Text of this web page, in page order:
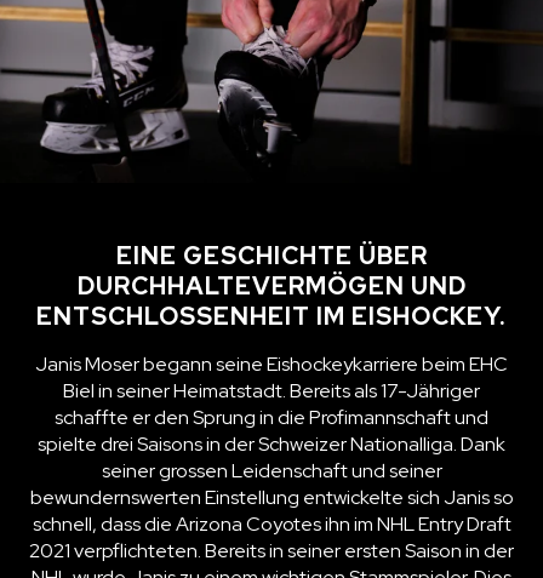
EINE GESCHICHTE ÜBER
DURCHHALTEVERMÖGEN UND
ENTSCHLOSSENHEIT IM EISHOCKEY.
Janis Moser begann seine Eishockeykarriere beim EHC
Biel in seiner Heimatstadt. Bereits als 17-Jähriger
schaffte er den Sprung in die Profimannschaft und
spielte drei Saisons in der Schweizer Nationalliga. Dank
seiner grossen Leidenschaft und seiner
bewundernswerten Einstellung entwickelte sich Janis so
schnell, dass die Arizona Coyotes ihn im NHL Entry Draft
2021 verpflichteten. Bereits in seiner ersten Saison in der